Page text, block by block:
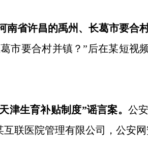
南省许昌的禹州、长葛市要合
市要合村并镇？”后在某短
津生育补贴制度”谣言案。 公
联医院管理有限公司，公安